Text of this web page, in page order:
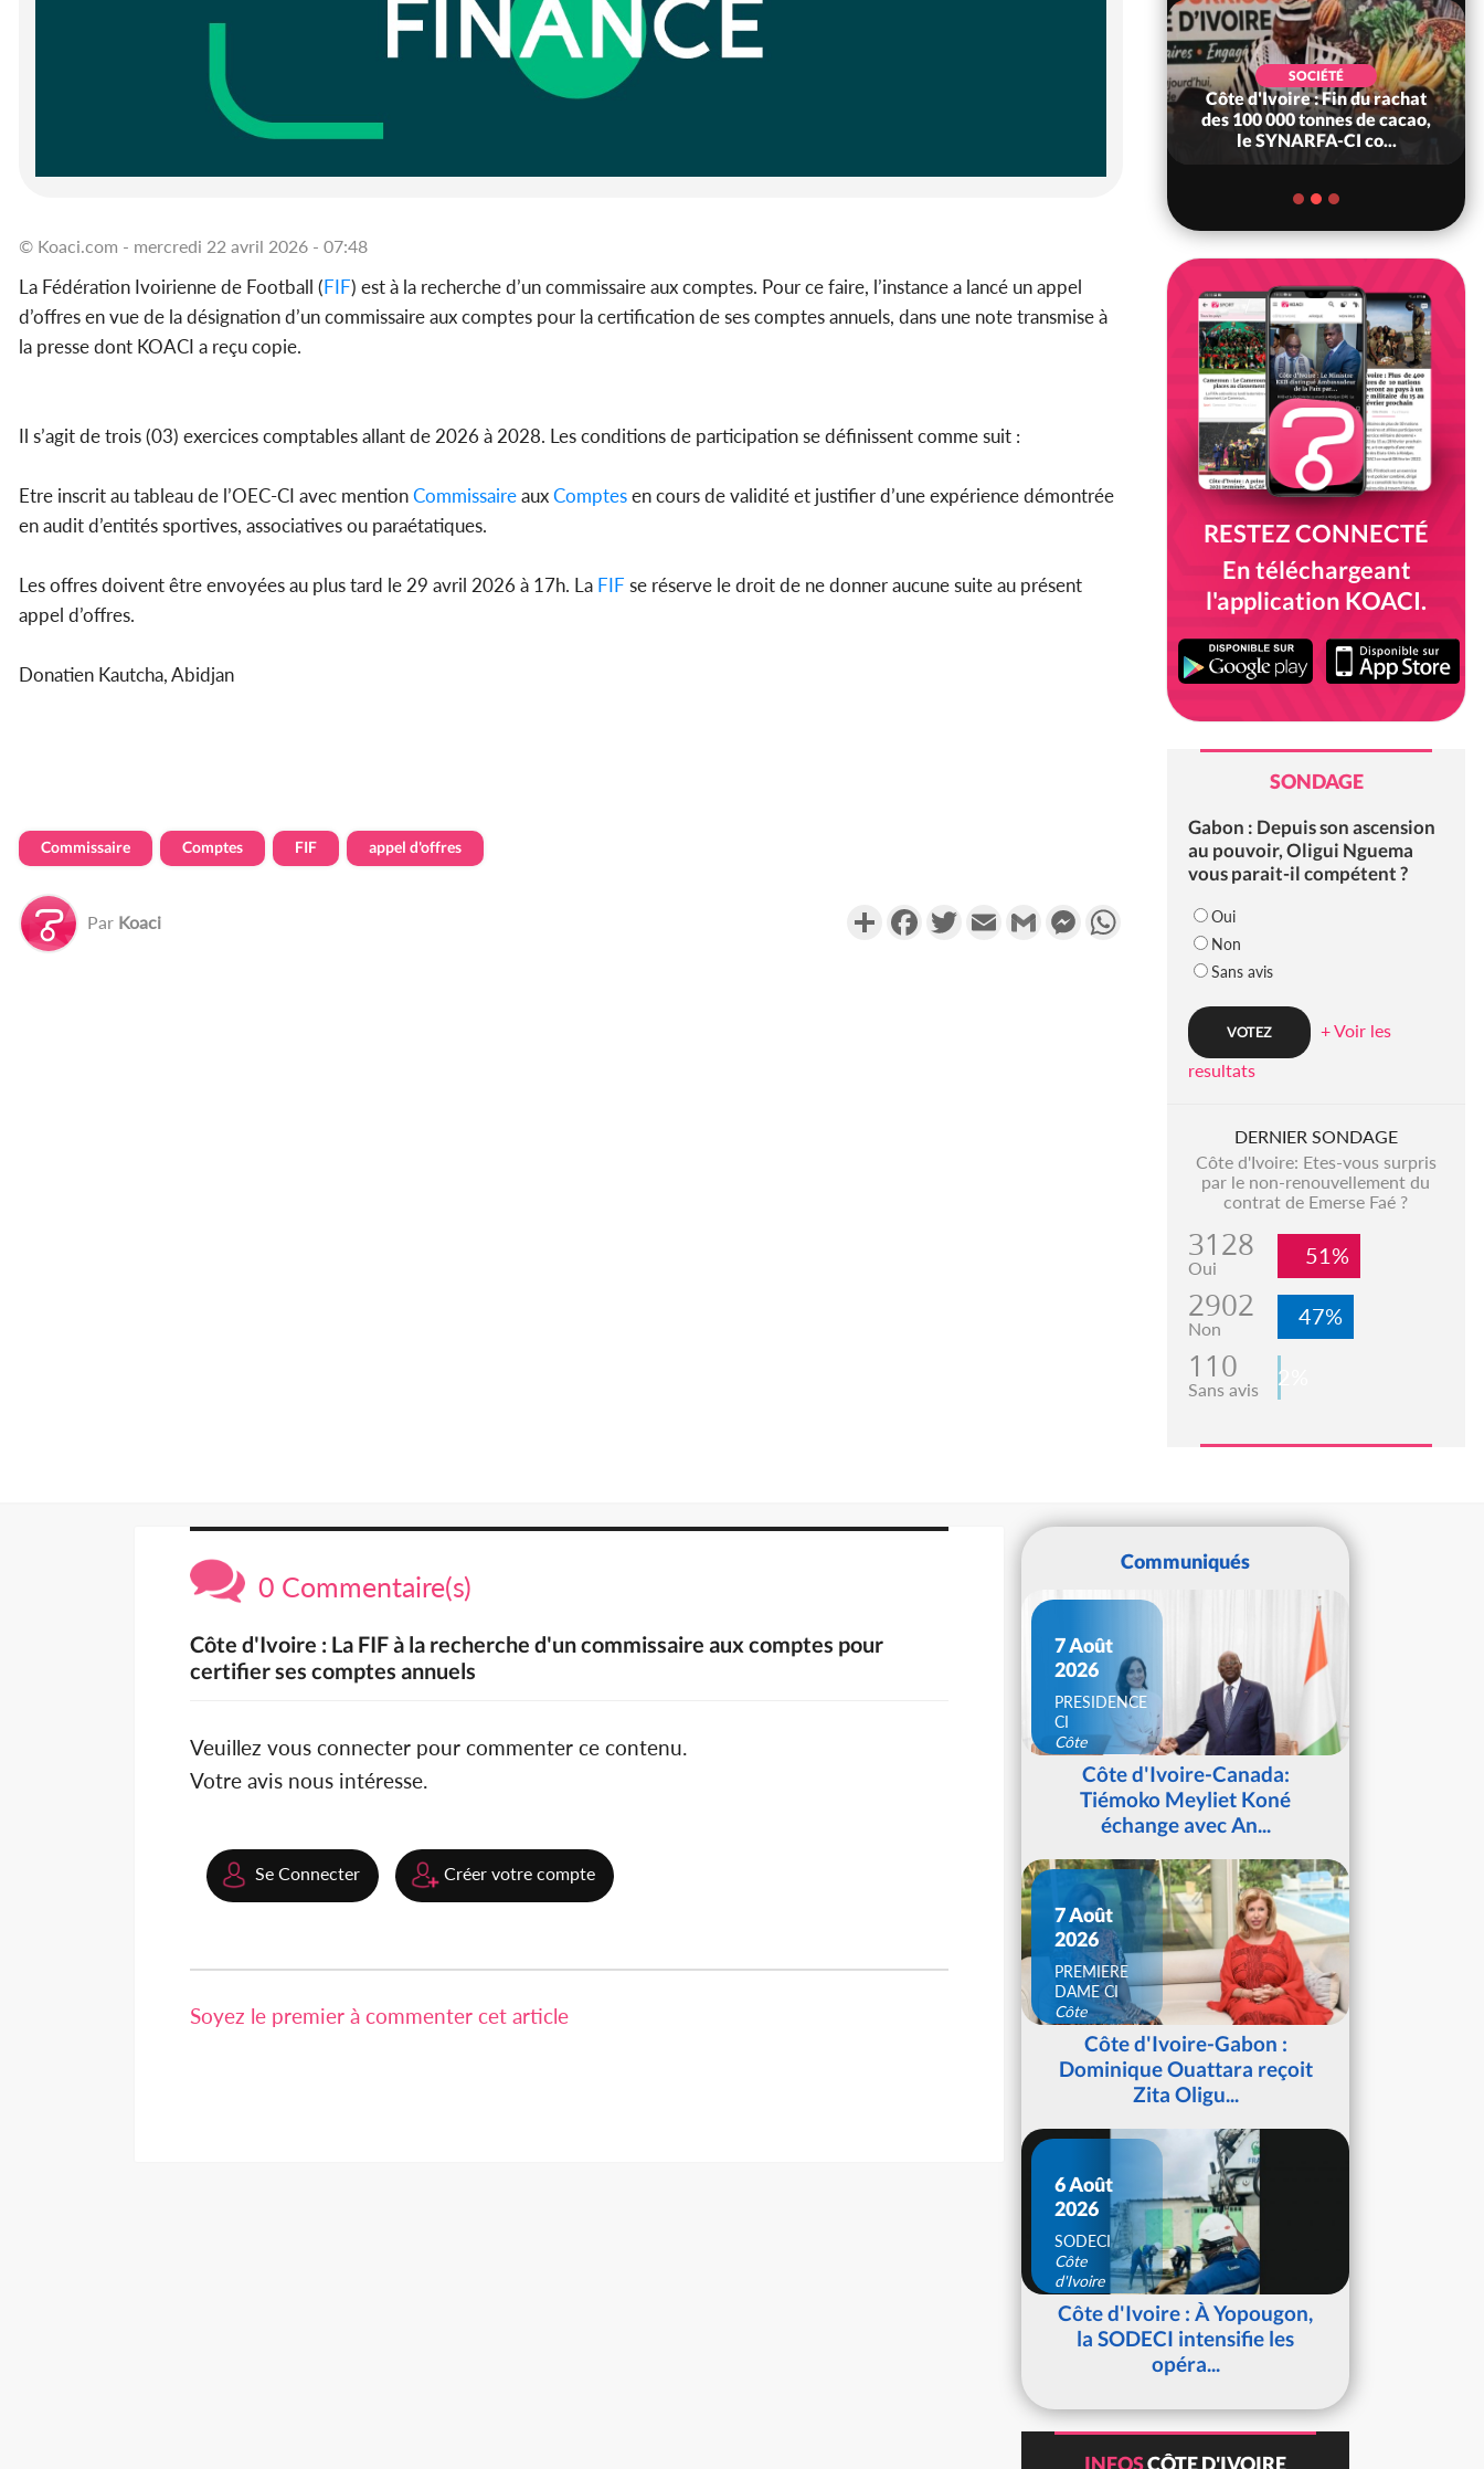
© Koaci.com - mercredi 22 avril 2026 - 07:48
La Fédération Ivoirienne de Football (FIF) est à la recherche d’un commissaire aux comptes. Pour ce faire, l’instance a lancé un appel
d’offres en vue de la désignation d’un commissaire aux comptes pour la certification de ses comptes annuels, dans une note transmise à
la presse dont KOACI a reçu copie.
Il s’agit de trois (03) exercices comptables allant de 2026 à 2028. Les conditions de participation se définissent comme suit :
Etre inscrit au tableau de l’OEC-CI avec mentionCommissaireauxComptesen cours de validité et justifier d’une expérience démontrée
en audit d’entités sportives, associatives ou paraétatiques.
Les offres doivent être envoyées au plus tard le 29 avril 2026 à 17h. La FIF se réserve le droit de ne donner aucune suite au présent
appel d’offres.
Donatien Kautcha, Abidjan
Commissaire Comptes FIF appel d'offres
Par Koaci PartagerFacebookTwitterEmail Gmail MessengerWhatsApp
SOCIÉTÉ
Côte d'Ivoire : Fin du rachat
des 100 000 tonnes de cacao,
le SYNARFA-CI co...
RESTEZ CONNECTÉ
En téléchargeant
l'application KOACI.
SONDAGE
Gabon : Depuis son ascension
au pouvoir, Oligui Nguema
vous parait-il compétent ?
Oui
Non
Sans avis
+ Voir les
resultats
DERNIER SONDAGE
Côte d'Ivoire: Etes-vous surpris
par le non-renouvellement du
contrat de Emerse Faé ?
3128
Oui 51%
2902
Non 47%
110
Sans avis 2%
0 Commentaire(s)
Côte d'Ivoire : La FIF à la recherche d'un commissaire aux comptes pour
certifier ses comptes annuels
Veuillez vous connecter pour commenter ce contenu.
Votre avis nous intéresse.
Se Connecter Créer votre compte
Soyez le premier à commenter cet article
Communiqués
7 Août
2026
PRESIDENCE
CI
Côte
d'IvoireCôte d'Ivoire-Canada:
Tiémoko Meyliet Koné
échange avec An...
7 Août
2026
PREMIERE
DAME CI
Côte
d'IvoireCôte d'Ivoire-Gabon :
Dominique Ouattara reçoit
Zita Oligu...
6 Août
2026
SODECI
Côte
d'Ivoire
Côte d'Ivoire : À Yopougon,
la SODECI intensifie les
opéra...
INFOSCÔTE D'IVOIRE